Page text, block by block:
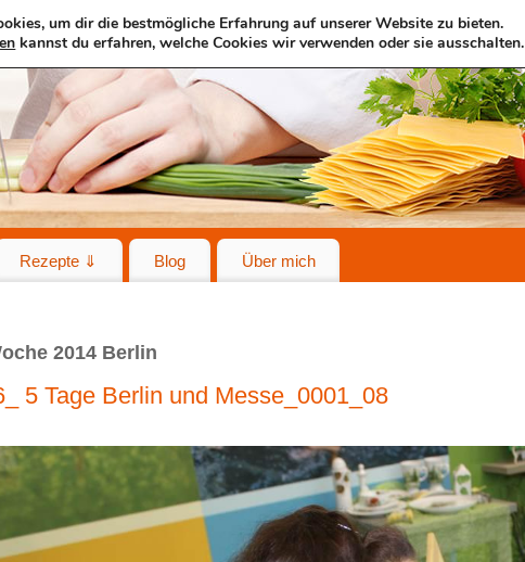
Rezepte ⇓ Blog Über mich
2014 Berlin
5 Tage Berlin und Messe_0001_08
um dir die bestmögliche Erfahrung auf unserer Website zu bieten.
kannst du erfahren, welche Cookies wir verwenden oder sie ausschalten.